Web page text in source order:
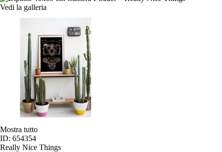
Vedi la galleria
Mostra tutto
ID: 654354
Really Nice Things